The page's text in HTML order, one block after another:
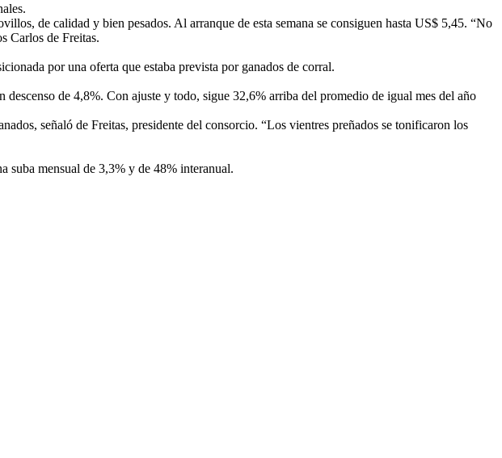
de calidad y bien pesados. Al arranque de esta semana se consiguen hasta US$ 5,45. “No
Carlos de Freitas.
por una oferta que estaba prevista por ganados de corral.
de 4,8%. Con ajuste y todo, sigue 32,6% arriba del promedio de igual mes del año
señaló de Freitas, presidente del consorcio. “Los vientres preñados se tonificaron los
suba mensual de 3,3% y de 48% interanual.